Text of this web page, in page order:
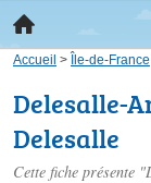
Accueil > Île-de-France
Delesalle-
Delesalle
Cette fiche présente